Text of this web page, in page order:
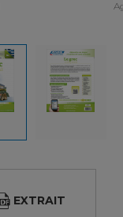
EXTRAIT